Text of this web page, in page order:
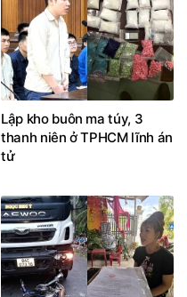
Lập kho buôn ma túy, 3
thanh niên ở TPHCM lĩnh án
tử